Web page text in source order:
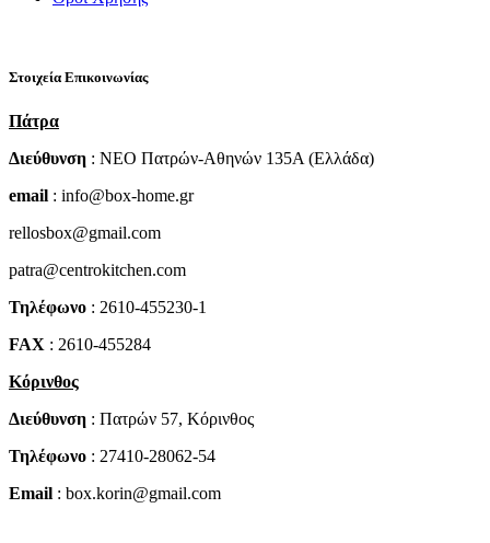
Στοιχεία Επικοινωνίας
Πάτρα
Διεύθυνση : NEO Πατρών-Αθηνών 135Α (Ελλάδα)
email : info@box-home.gr
rellosbox@gmail.com
patra@centrokitchen.com
Τηλέφωνο : 2610-455230-1
FAX : 2610-455284
Κόρινθος
Διεύθυνση : Πατρών 57, Κόρινθος
Τηλέφωνο : 27410-28062-54
Email : box.korin@gmail.com